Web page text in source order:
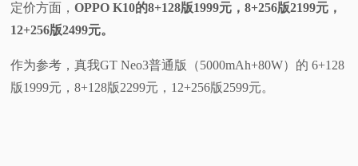
定价方面，OPPO K10的8+128版1999元，8+256版2199元，
12+256版2499元。
作为参考，真我GT Neo3普通版（5000mAh+80W）的 6+128
版1999元，8+128版2299元，12+256版2599元。